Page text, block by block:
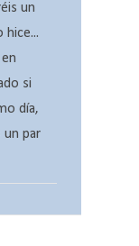
un
hice...
si
día,
un par